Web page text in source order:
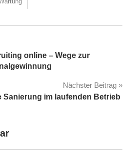
online – Wege zur
Nächster Beitrag
Sanierung im laufenden Betrieb